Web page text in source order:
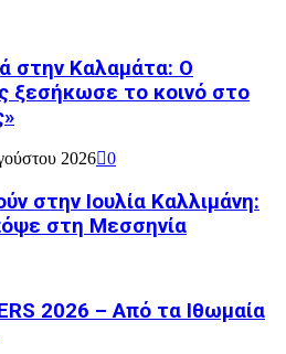
στην Καλαμάτα: Ο
ξεσήκωσε το κοινό στο
2026 0
στην Ιουλία Καλλιμάνη:
στη Μεσσηνία
2026 – Από τα Ιθωμαία